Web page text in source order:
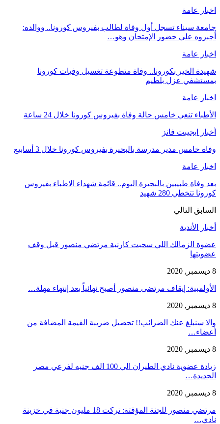
اخبار عامة
جامعة سيناء تسجل أول وفاة لطالب بفيروس كورونا.. ووالده:
أجبروه علي حضور الإمتحان وهو…
اخبار عامة
شهيدة الخير بكورونا.. وفاة متطوعة تغسيل وفيات كورونا
بمستشفي عزل بلطيم
اخبار عامة
الأطباء تنعي خامس حالة وفاة بفيروس كورونا خلال 24 ساعة
أخبار ايجيبت فانز
وفاة خامس مدير مدرسة بالبحيرة بفيروس كورونا خلال 3 أسابيع
اخبار عامة
بعد وفاة طبيبين بالبحيرة اليوم.. قائمة شهداء الاطباء بفيروس
كورونا تتخطي 280 شهيد
السابق التالي
أخبار الأندية
عضوة الزمالك اللي سحبت كارنية مرتضي منصور قبل وقف
عضويتها
8 ديسمبر, 2020
الأولمبية: إيقاف مرتضى منصور أصبح نهائياً بعد إنتهاء مهلة…
8 ديسمبر, 2020
والا سنبلغ عنك الضرائب!! تحصيل ضريبة القيمة المضافة من
أعضاء…
8 ديسمبر, 2020
زيادة عضوية نادي الطيران الي 100 الف جنيه لفرعي مصر
الجديدة…
8 ديسمبر, 2020
مرتضي منصور للجنة المؤقتة: تركت 18 مليون جنية في خزينة
نادي…